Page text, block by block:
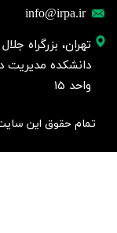
info@irpa.ir
تهران، بزرگراه
واحد 15
تمام حقوق این